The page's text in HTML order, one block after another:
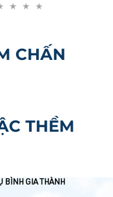
CHẤN
THỀM
BÌNH GIA THÀNH